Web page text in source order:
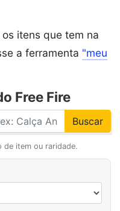
itens que tem na
a ferramenta "meu
Free Fire
Buscar
de item ou raridade.